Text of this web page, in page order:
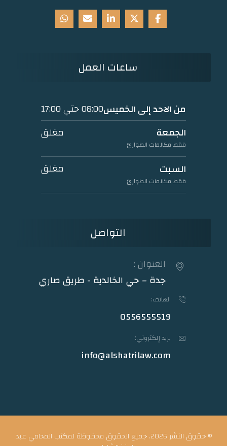
ساعات العمل
من الاحد إلى الخميس08:00 حتي 17:00
الجمعة
فقط مكالمات الطوارئ
مغلق
السبت
فقط مكالمات الطوارئ
مغلق
التواصل
العنوان :
جدة – حي الخالدية - طريق صاري
الهاتف:
0556555519
بريد إلكتروني:
info@alshatrilaw.com
© حقوق النشر 2026. جميع الحقوق محفوظة لمكتب المحامي عبد